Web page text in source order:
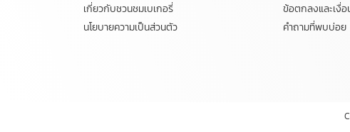
เกี่ยวกับชวนชมเบเกอรี่
นโยบายความเป็นส่วนตัว
ข้อตกลงและเงื่อ
คำถามที่พบบ่อย